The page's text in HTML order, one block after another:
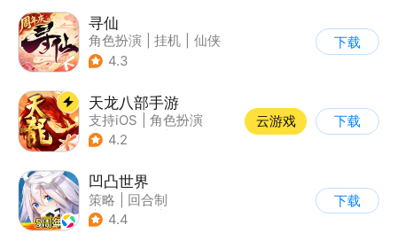
寻仙
角色扮演 挂机
仙侠
| 寻仙
4.3
下载
天龙八部手游
支持iOS
角色扮演
| MMORPG
4.2
云游戏 下载
凹凸世界
策略
回合制
| 动漫改编
4.4
下载